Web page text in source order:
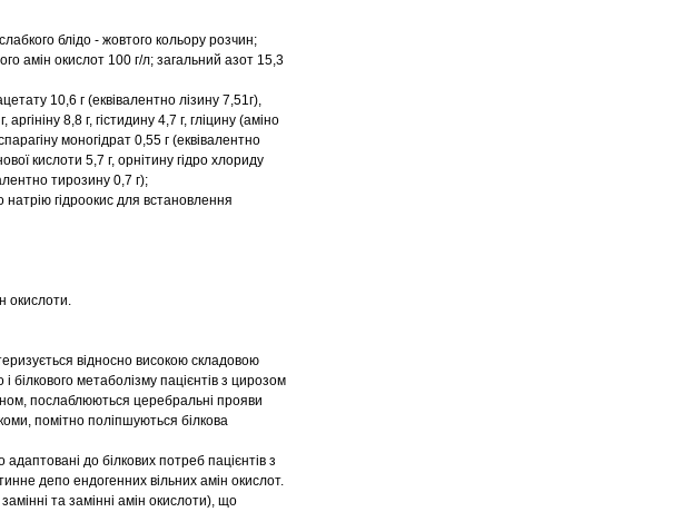
блідо - жовтого кольору розчин;
амін окислот 100 г/л; загальний азот 15,3
10,6 г (еквівалентно лізину 7,51г),
8,8 г, гістидину 4,7 г, гліцину (аміно
моногідрат 0,55 г (еквівалентно
кислоти 5,7 г, орнітину гідро хлориду
тирозину 0,7 г);
гідроокис для встановлення
окислоти.
відносно високою складовою
метаболізму пацієнтів з цирозом
послаблюються церебральні прояви
помітно поліпшуються білкова
до білкових потреб пацієнтів з
депо ендогенних вільних амін окислот.
та замінні амін окислоти), що